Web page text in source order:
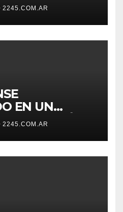
2245.COM.AR
EN UN
TERMINÓ
Y VUELCO
2245.COM.AR